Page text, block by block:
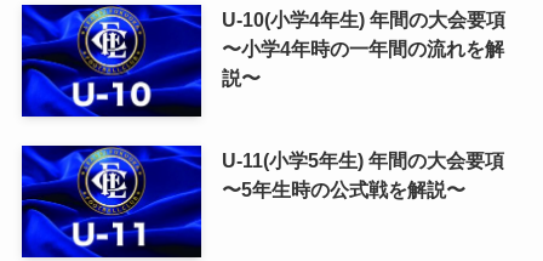
U-10(小学4年生) 年間の大会要項
〜小学4年時の一年間の流れを解
説〜
U-11(小学5年生) 年間の大会要項
〜5年生時の公式戦を解説〜